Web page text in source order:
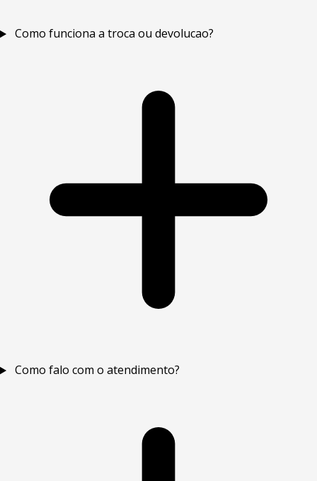
Como funciona a troca ou devolucao?
Como falo com o atendimento?